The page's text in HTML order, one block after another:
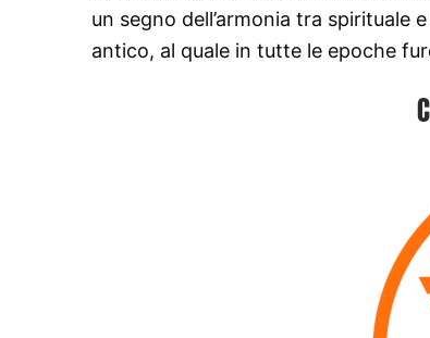
un segno dell’armonia tra spirituale
antico, al quale in tutte le epoche